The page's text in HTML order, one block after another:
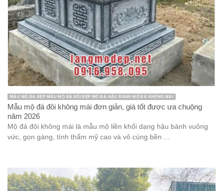
MẪU MỘ ĐÁ ĐẸP MẪU MỘ ĐÁ ĐÔI ĐẸP MỘ ĐÁ HẬU BÀNH MỘ ĐÁ KHÔNG MÁI
Mẫu mộ đá đôi không mái đơn giản, giá tốt được ưa chuộng
năm 2026
Mộ đá đôi không mái là mẫu mộ liền khối dạng hậu bành vuông
vức, gọn gàng, tính thẩm mỹ cao và vô cùng bền ...